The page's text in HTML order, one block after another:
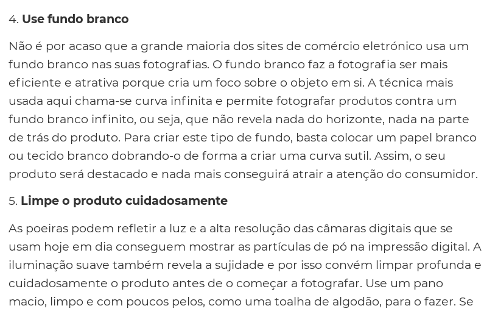
4. Use fundo branco
Não é por acaso que a grande maioria dos sites de comércio eletrónico usa um
fundo branco nas suas fotografias. O fundo branco faz a fotografia ser mais
eficiente e atrativa porque cria um foco sobre o objeto em si. A técnica mais
usada aqui chama-se curva infinita e permite fotografar produtos contra um
fundo branco infinito, ou seja, que não revela nada do horizonte, nada na parte
de trás do produto. Para criar este tipo de fundo, basta colocar um papel branco
ou tecido branco dobrando-o de forma a criar uma curva sutil. Assim, o seu
produto será destacado e nada mais conseguirá atrair a atenção do consumidor.
5. Limpe o produto cuidadosamente
As poeiras podem refletir a luz e a alta resolução das câmaras digitais que se
usam hoje em dia conseguem mostrar as partículas de pó na impressão digital. A
iluminação suave também revela a sujidade e por isso convém limpar profunda e
cuidadosamente o produto antes de o começar a fotografar. Use um pano
macio, limpo e com poucos pelos, como uma toalha de algodão, para o fazer. Se